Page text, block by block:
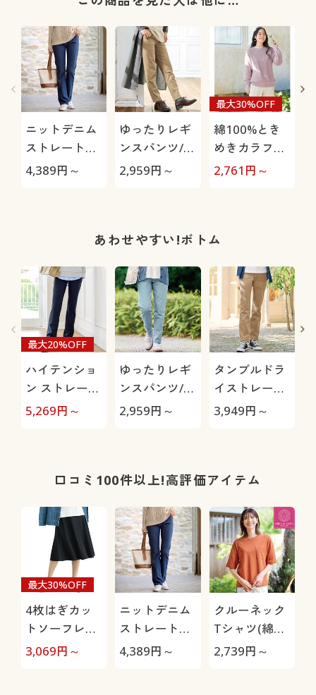
ニットデニム
ストレートパ
ンツ(スマート
わらか・選べ
ス・洗濯機
OK・1年中は
ける)
4,389円～
ゆったりレギ
ンスパンツ/細
見えが叶うら
ト・速乾・洗
2,959円～
綿100%とき
めきカラフル
ニット
最大30%OFF
2,761 円～
あわせやすい!ボトム
ハイテンショ
ン ストレート
パンツ/ぐ～ん
向ストレッ
OK・日本製生
地・UVカッ
最大20%OFF
5,269円～
ゆったりレギ
ンスパンツ/細
見えが叶うら
ト・速乾・洗
2,959円～
タンブルドラ
イストレート
パンツ(ストレ
カット・静電
くい)
3,949円～
口コミ100件以上!高評価アイテム
4枚はぎカッ
トソーフレア
スカート(ウエ
最大30%OFF
3,069円～
ニットデニム
ストレートパ
ンツ(スマート
4,389円～
クルーネック
Tシャツ(綿
100%・洗濯
2,739円～